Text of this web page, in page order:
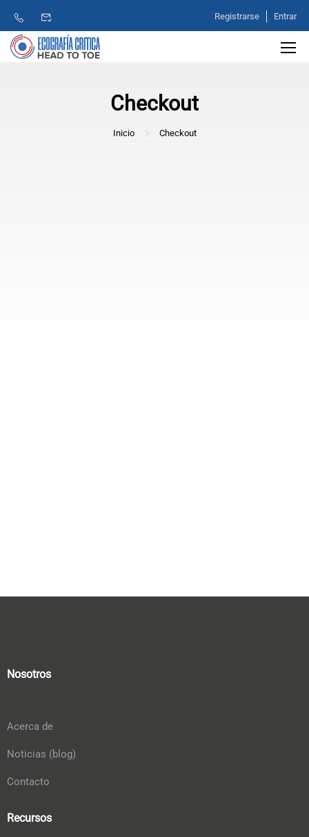
Registrarse Entrar
Checkout
Inicio Checkout
Nosotros
Acerca de
Noticias (blog)
Contacto
Recursos